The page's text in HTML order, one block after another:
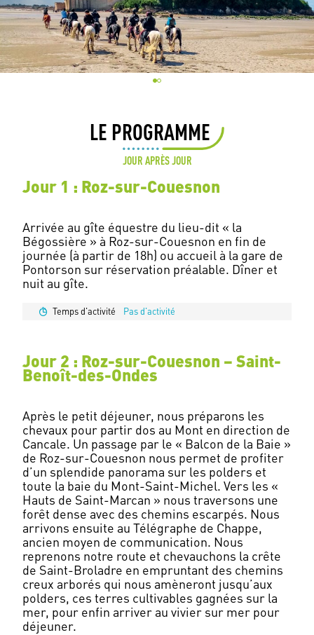
LE PROGRAMME
JOUR APRÈS JOUR
Jour 1 : Roz-sur-Couesnon
Arrivée au gîte équestre du lieu-dit « la
Bégossière » à Roz-sur-Couesnon en fin de
journée (à partir de 18h) ou accueil à la gare de
Pontorson sur réservation préalable. Dîner et
Temps d'activité Pas d'activité
Jour 2 : Roz-sur-Couesnon – Saint-
Benoît-des-Ondes
Après le petit déjeuner, nous préparons les
chevaux pour partir dos au Mont en direction de
Cancale. Un passage par le « Balcon de la Baie »
de Roz-sur-Couesnon nous permet de profiter
d’un splendide panorama sur les polders et
toute la baie du Mont-Saint-Michel. Vers les «
Hauts de Saint-Marcan » nous traversons une
forêt dense avec des chemins escarpés. Nous
arrivons ensuite au Télégraphe de Chappe,
ancien moyen de communication. Nous
reprenons notre route et chevauchons la crête
de Saint-Broladre en empruntant des chemins
creux arborés qui nous amèneront jusqu’aux
polders, ces terres cultivables gagnées sur la
mer, pour enfin arriver au vivier sur mer pour
déjeuner.